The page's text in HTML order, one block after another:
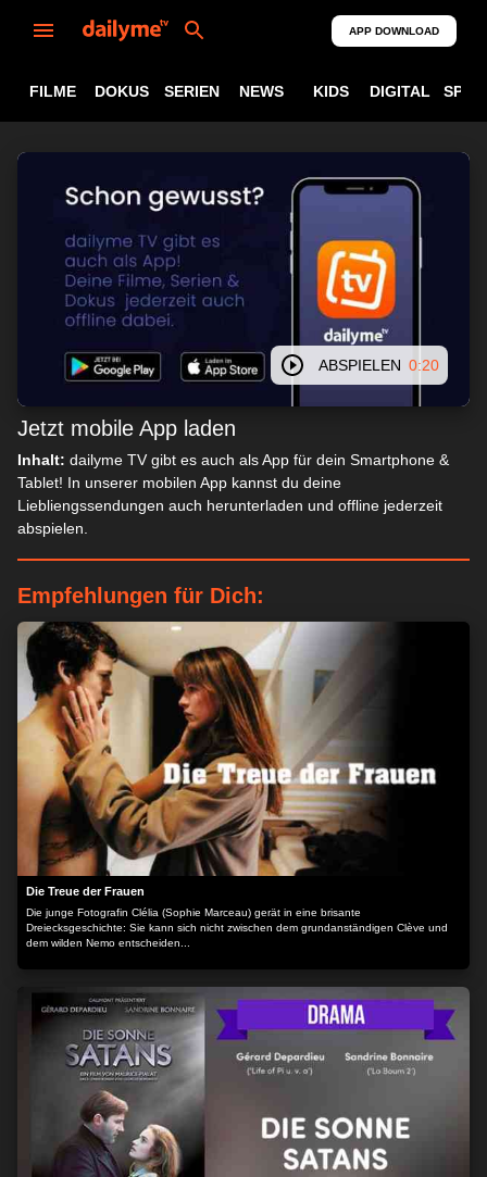
APP DOWNLOAD
FILME DOKUS SERIEN NEWS KIDS DIGITAL
ABSPIELEN 0:20
Jetzt mobile App laden
Inhalt: dailyme TV gibt es auch als App für dein Smartphone &
Tablet! In unserer mobilen App kannst du deine
Liebliengssendungen auch herunterladen und offline jederzeit
abspielen.
Empfehlungen für Dich:
Die Treue der Frauen
Die junge Fotografin Clélia (Sophie Marceau) gerät in eine brisante
Dreiecksgeschichte: Sie kann sich nicht zwischen dem grundanständigen Clève und
dem wilden Nemo entscheiden...